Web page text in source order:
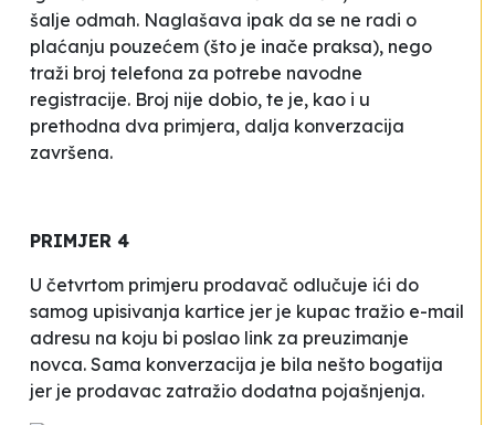
šalje odmah. Naglašava ipak da se ne radi o
plaćanju pouzećem (što je inače praksa), nego
traži broj telefona za potrebe navodne
registracije. Broj nije dobio, te je, kao i u
prethodna dva primjera, dalja konverzacija
završena.
PRIMJER 4
U četvrtom primjeru prodavač odlučuje ići do
samog upisivanja kartice jer je kupac tražio e-mail
adresu na koju bi poslao link za preuzimanje
novca. Sama konverzacija je bila nešto bogatija
jer je prodavac zatražio dodatna pojašnjenja.